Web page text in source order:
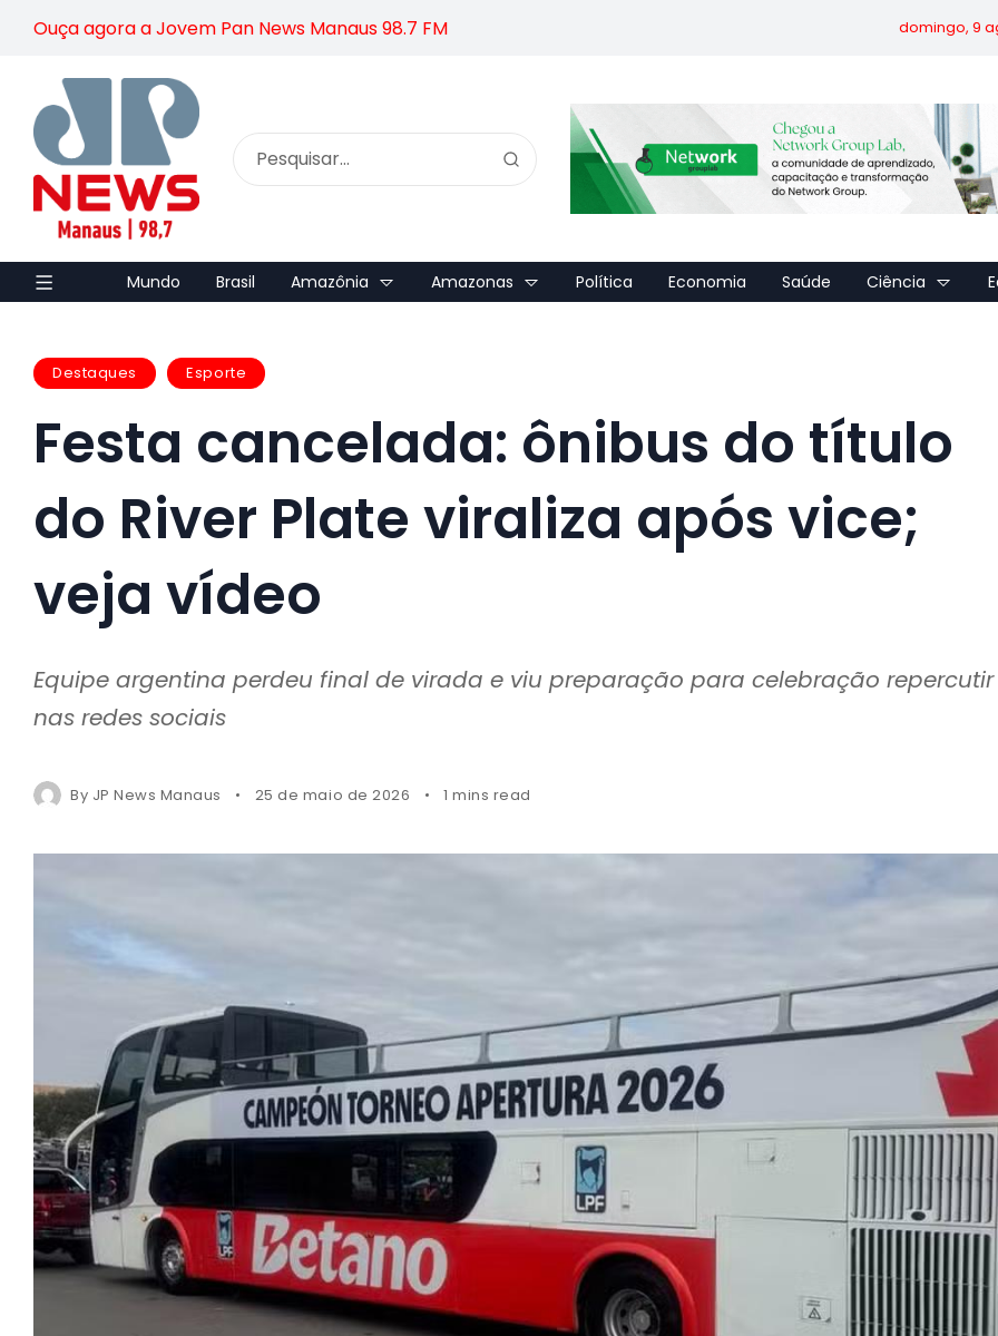
Ouça agora a Jovem Pan News Manaus 98.7 FM domingo, 9
Mundo Brasil Amazônia Amazonas Política Economia Saúde Ciência
Destaques Esporte
Festa cancelada: ônibus do título
do River Plate viraliza após vice;
veja vídeo
Equipe argentina perdeu final de virada e viu preparação para celebração repercutir
nas redes sociais
By JP News Manaus 25 de maio de 2026 1 mins read